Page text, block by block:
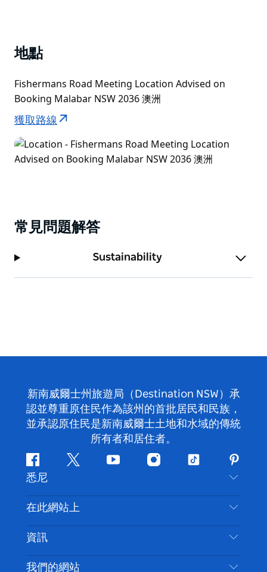
地點
Fishermans Road Meeting Location Advised on
Booking Malabar NSW 2036 澳洲
獲取路線
常見問題解答
Sustainability
新南威爾士州旅遊局（Destination NSW）承
認並尊重原住民作為該州的首批居民和民族，
並承認原住民是新南威爾士土地和水域的傳統
所有者和居住者。
Facebook嘰
喳
喳
Youtube Instagram
抖
悉尼
聯絡我們
免責聲明
隱私
Cookie 通知
在此網站上
目的地
要做的事情
資訊
旅行資訊
我們的網站